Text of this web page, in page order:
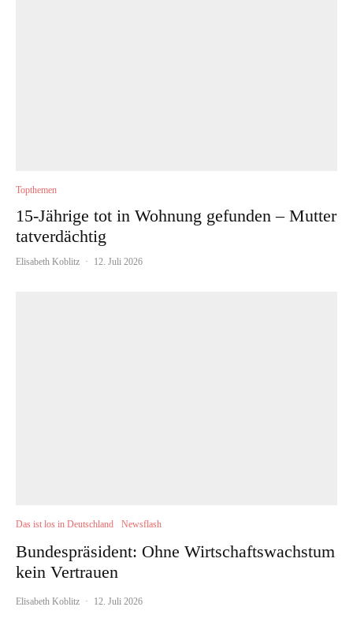
Topthemen
15-Jährige tot in Wohnung gefunden – Mutter
tatverdächtig
Elisabeth Koblitz · 12. Juli 2026
Das ist los in Deutschland Newsflash
Bundespräsident: Ohne Wirtschaftswachstum
kein Vertrauen
Elisabeth Koblitz · 12. Juli 2026